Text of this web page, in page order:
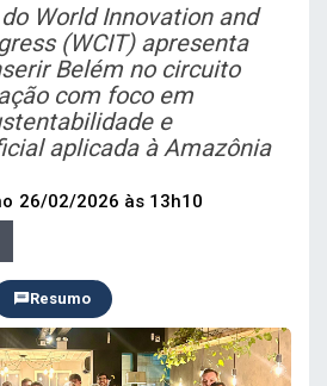
World Innovation and
(WCIT) apresenta
Belém no circuito
com foco em
e
aplicada à Amazônia
26/02/2026 às 13h10
Resumo